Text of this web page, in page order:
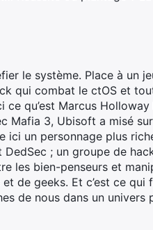
le système. Place à un
qui combat le ctOS et
qu’est Marcus
Mafia 3, Ubisoft a misé
ici un personnage plus
; un groupe de
les bien-penseurs et
de geeks. Et c’est ce qui
de nous dans un univers